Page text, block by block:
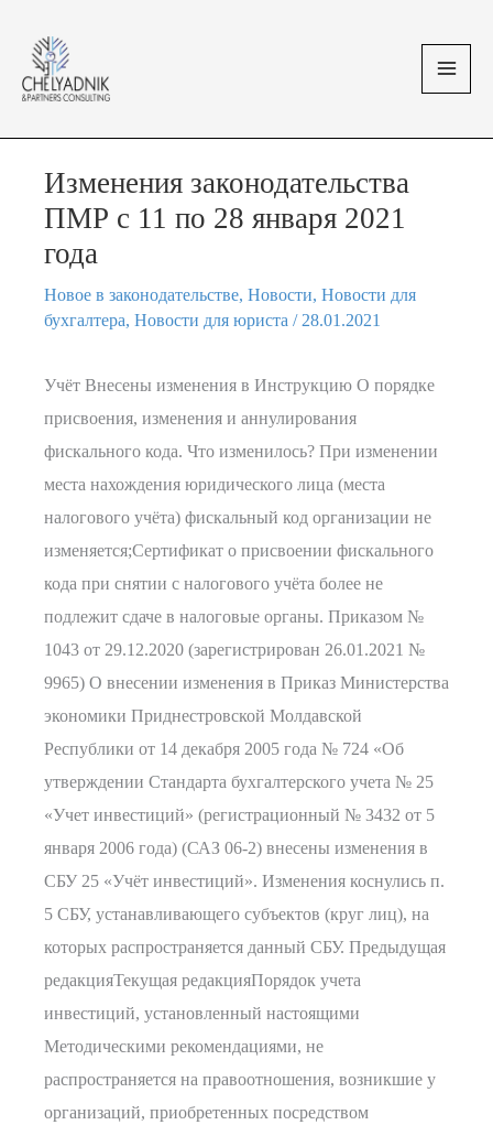
содержимому
Изменения законодательства
ПМР с 11 по 28 января 2021
года
Новое в законодательстве, Новости, Новости для
бухгалтера, Новости для юриста /28.01.2021
Учёт Внесены изменения в Инструкцию О порядке
присвоения, изменения и аннулирования
фискального кода. Что изменилось? При изменении
места нахождения юридического лица (места
налогового учёта) фискальный код организации не
изменяется;Сертификат о присвоении фискального
кода при снятии с налогового учёта более не
подлежит сдаче в налоговые органы. Приказом №
1043 от 29.12.2020 (зарегистрирован 26.01.2021 №
9965) О внесении изменения в Приказ Министерства
экономики Приднестровской Молдавской
Республики от 14 декабря 2005 года № 724 «Об
утверждении Стандарта бухгалтерского учета № 25
«Учет инвестиций» (регистрационный № 3432 от 5
января 2006 года) (САЗ 06-2) внесены изменения в
СБУ 25 «Учёт инвестиций». Изменения коснулись п.
5 СБУ, устанавливающего субъектов (круг лиц), на
которых распространяется данный СБУ. Предыдущая
редакцияТекущая редакцияПорядок учета
инвестиций, установленный настоящими
Методическими рекомендациями, не
распространяется на правоотношения, возникшие у
организаций, приобретенных посредством